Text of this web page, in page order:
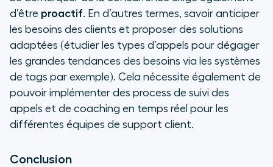
d’être proactif. En d’autres termes, savoir anticiper
les besoins des clients et proposer des solutions
adaptées (étudier les types d’appels pour dégager
les grandes tendances des besoins via les systèmes
de tags par exemple). Cela nécessite également de
pouvoir implémenter des process de suivi des
appels et de coaching en temps réel pour les
différentes équipes de support client.
Conclusion